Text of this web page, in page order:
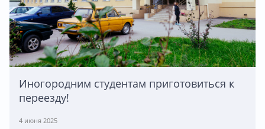
Иногородним студентам приготовиться к
переезду!
4 июня 2025